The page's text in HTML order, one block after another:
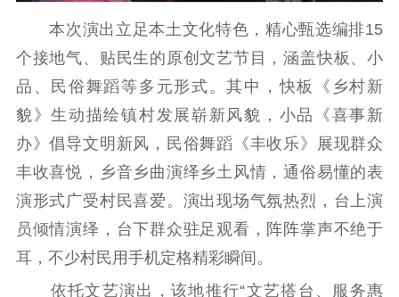
精品生产 文化惠民
文化传承
文化交流
体制改革
文化产业
紫金文化艺术节
品牌活动 紫艺舞台
精神文明
文明创建 文明实践
文明培育
先进典型
社会宣传
本次演出立足本土文化特色，精心甄选编排15
个接地气、贴民生的原创文艺节目，涵盖快板、小
品、民俗舞蹈等多元形式。其中，快板《乡村新
貌》生动描绘镇村发展崭新风貌，小品《喜事新
办》倡导文明新风，民俗舞蹈《丰收乐》展现群众
丰收喜悦，乡音乡曲演绎乡土风情，通俗易懂的表
演形式广受村民喜爱。演出现场气氛热烈，台上演
员倾情演绎，台下群众驻足观看，阵阵掌声不绝于
耳，不少村民用手机定格精彩瞬间。
依托文艺演出，该地推行“文艺搭台、服务惠